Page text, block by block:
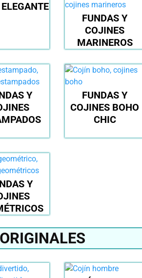
FUNDAS Y
COJINES
MARINEROS
Y
FUNDAS Y
COJINES BOHO
CHIC
Y